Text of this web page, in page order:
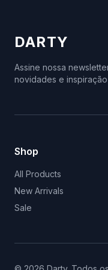
Action Cams e
Acessórios e
Alteração das
Dia da Mãe
DARTY
Assine nossa
novidades e
Shop
All Products
New Arrivals
Sale